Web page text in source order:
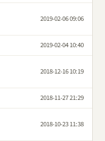
2019-02-06 09:06
2019-02-04 10:40
2018-12-16 10:19
2018-11-27 21:29
2018-10-23 11:38